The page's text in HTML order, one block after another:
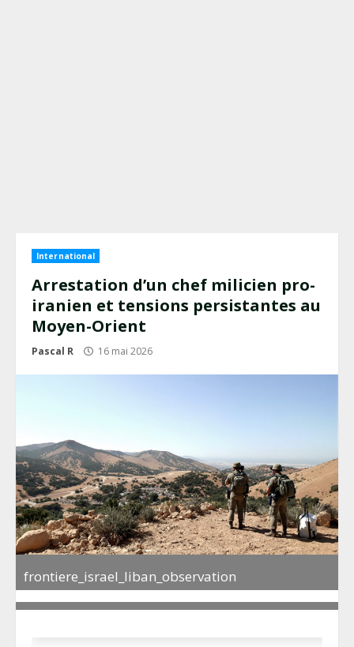
International
Arrestation d’un chef milicien pro-
iranien et tensions persistantes au
Moyen-Orient
Pascal R 16 mai 2026
frontiere_israel_liban_observation